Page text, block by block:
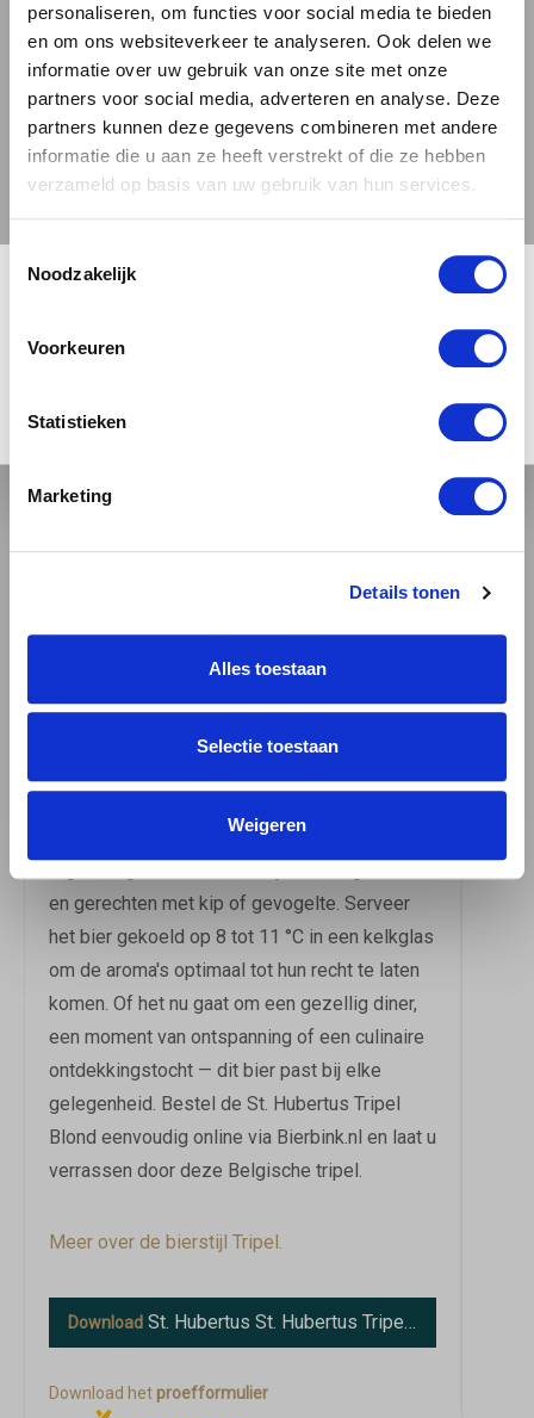
personaliseren, om functies voor social media te bieden
en om ons websiteverkeer te analyseren. Ook delen we
informatie over uw gebruik van onze site met onze
partners voor social media, adverteren en analyse. Deze
partners kunnen deze gegevens combineren met andere
informatie die u aan ze heeft verstrekt of die ze hebben
verzameld op basis van uw gebruik van hun services.
Toestemmingsselectie
Noodzakelijk
Voorkeuren
Statistieken
Marketing
Details tonen
Alles toestaan
Selectie toestaan
Weigeren
een stralende goudblonde kleur, bekroond
door een fijne, aanhoudende witte
schuimkraag. Het smaakprofiel is opgebouwd
rond een perfecte balans: de zachte
moutzoetheid vormt de basis, waarop fruitige
tonen van banaan en peer dansen, aangevuld
hopbitterheid is aanwezig maar bescheiden —
de droge afdronk voor een verfrissende,
van Belgische tripels.
St. Hubertus Tripel Blond is een veelzijdige
tafelgenoot die uitstekend tot zijn recht komt
bij een breed scala aan gerechten. De kruidige
bitterheid en de droge afdronk een mooie
en gerechten met kip of gevogelte. Serveer
het bier gekoeld op 8 tot 11 °C in een kelkglas
om de aroma's optimaal tot hun recht te laten
komen. Of het nu gaat om een gezellig diner,
een moment van ontspanning of een culinaire
ontdekkingstocht — dit bier past bij elke
gelegenheid. Bestel de St. Hubertus Tripel
Blond eenvoudig online via Bierbink.nl en laat u
verrassen door deze Belgische tripel.
Meer over de bierstijl Tripel.
Download St. Hubertus St. Hubertus Tripel Blond
Download het proefformulier
🍺 LEEFDTIJDSCHECK 🍺
Je moet 18 jaar of ouder zijn om deze site te bezoeken.
JA, IK BEN 18 JAAR OF OUDER NEE